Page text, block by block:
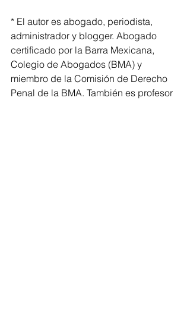
* El autor es abogado, periodista,
administrador y blogger. Abogado
certificado por la Barra Mexicana,
Colegio de Abogados (BMA) y
miembro de la Comisión de Derecho
Penal de la BMA. También es profesor